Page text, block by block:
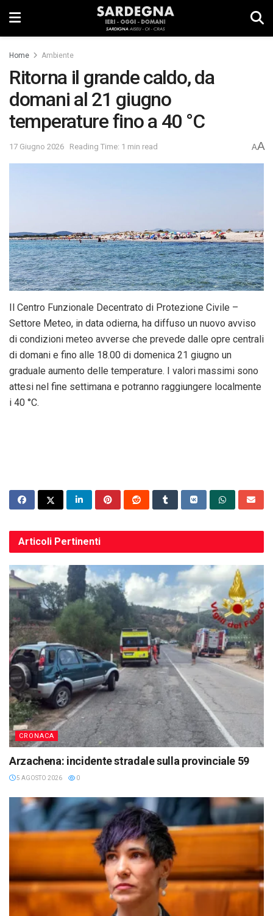
Home Ambiente
Ritorna il grande caldo, da
domani al 21 giugno
temperature fino a 40 °C
17 Giugno 2026 Reading Time: 1 min read AA
Il Centro Funzionale Decentrato di Protezione Civile –
Settore Meteo, in data odierna, ha diffuso un nuovo avviso
di condizioni meteo avverse che prevede dalle opre centrali
di domani e fino alle 18.00 di domenica 21 giugno un
graduale aumento delle temperature. I valori massimi sono
attesi nel fine settimana e potranno raggiungere localmente
i 40 °C.
Articoli Pertinenti
CRONACA
Arzachena: incidente stradale sulla provinciale 59
5 AGOSTO 2026 0